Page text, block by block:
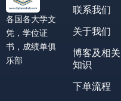
各国各大学文
凭，学位证
书，成绩单俱
乐部
联系我们
关于我们
博客及相关
知识
下单流程